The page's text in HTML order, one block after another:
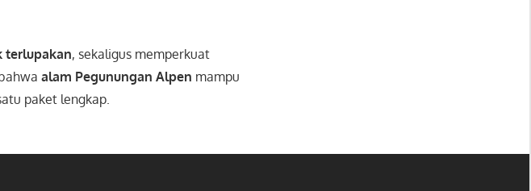
terlupakan, sekaligus memperkuat
alam Pegunungan Alpen mampu
paket lengkap.